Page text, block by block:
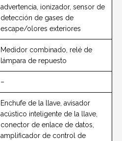
advertencia, ionizador, sensor de
detección de gases de
escape/olores exteriores
Medidor combinado, relé de
lámpara de repuesto
–
Enchufe de la llave, avisador
acústico inteligente de la llave,
conector de enlace de datos,
amplificador de control de